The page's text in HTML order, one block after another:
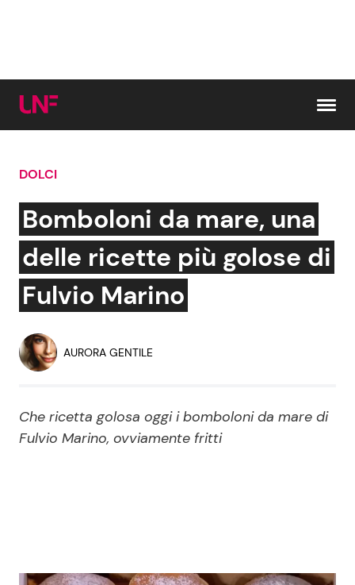
Cerca:
News e Cronaca
Attualità Italiana
Economia
Persone Scomparse
Gossip e TV
Bellezze VIP
Programmi TV
DOLCI
Bomboloni da mare, una
delle ricette più golose di
Fulvio Marino
AURORA GENTILE
Che ricetta golosa oggi i bomboloni da mare di
Fulvio Marino, ovviamente fritti